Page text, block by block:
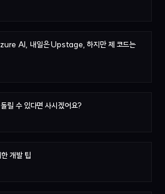
AI, 내일은 Upstage, 하지만 제 코드는
릴 수 있다면 사시겠어요?
개발 팁